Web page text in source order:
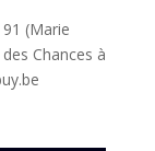
(Marie
Chances à